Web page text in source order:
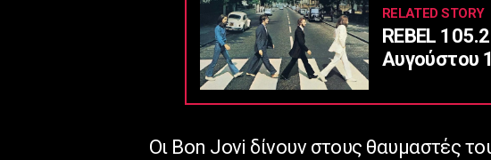
RELATED STORY
REBEL
Αυγούστου
Οι Bon Jovi δίνουν στους θαυμαστές